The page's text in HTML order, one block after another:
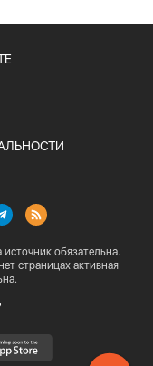
обязательна.
страницах активная